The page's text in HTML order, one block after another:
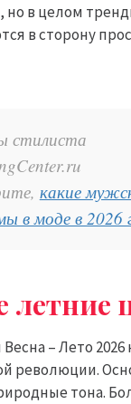
но в целом
в сторону
стилиста
какие
в моде в 2026
– Лето
революции.
тона.